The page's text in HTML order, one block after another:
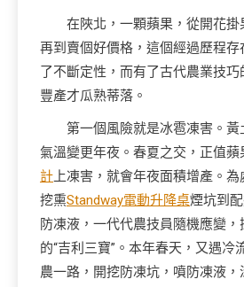
在陜北，一顆蘋果，從開花掛
再到賣個好價格，這個經過歷程
了不斷定性，而有了古代農業技
豐產才瓜熟蒂落。
第一個風險就是冰雹凍害。黃
氣溫變更年夜。春夏之交，正值蘋
計 上凍害，就會年夜面積增產。
挖熏Standway電動升降桌煙坑到
防凍液，一代代農技員隨機應變
的“吉利三寶”。本年春天，又遇冷
農一路，開挖防凍坑，噴防凍液，